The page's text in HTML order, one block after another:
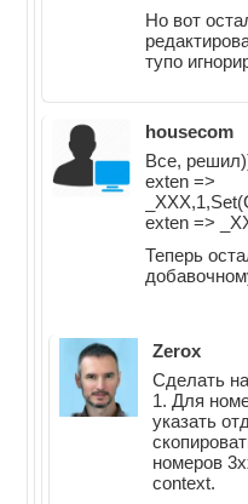
Но вот
тупо
housecom
Все,
exten =>
exten =>
Теперь
Zerox
Сделать
1. Для
указать
номеров
context.